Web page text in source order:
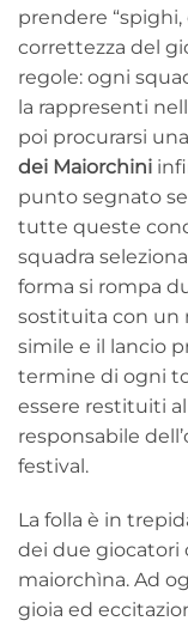
prendere “spighi,
correttezza del
regole: ogni
la rappresenti
poi procurarsi
dei Maiorchini
punto segnato
tutte queste
squadra
forma si rompa
sostituita con un
simile e il lancio
termine di ogni
essere restituiti al
responsabile
festival.
La folla è in
dei due giocatori
maiorchìna. Ad
gioia ed